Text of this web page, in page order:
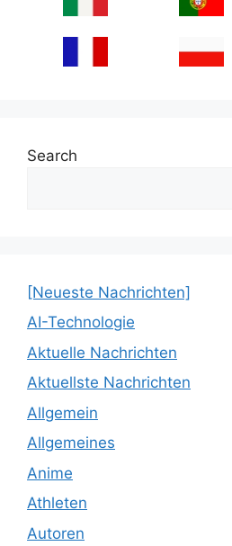
Search
[Neueste Nachrichten]
AI-Technologie
Aktuelle Nachrichten
Aktuellste Nachrichten
Allgemein
Allgemeines
Anime
Athleten
Autoren